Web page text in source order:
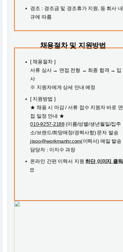
경조 : 경조금 및 경조휴가 지원, 등 회사 내
규에 따름
채용절차 및 지원방법
[ 채용절차 ]
서류 심사 → 면접 전형 → 최종 합격 → 입
사
※ 지원자에게 상세 안내 예정
[ 지원방법 ]
★ 채용 시 마감 / 서류 접수 지원자 바로 면
접 일정 안내 ★
010-9257-2188 (이름/성별/생년월일/집주
소/브랜드/희망매장/경력사항) 문자 발송
jisoo@workmanhr.com(이력서) 메일 발송
담당자 : 이지수 과장
온라인 간편 이력서 지원하단 이미지 클릭
!!